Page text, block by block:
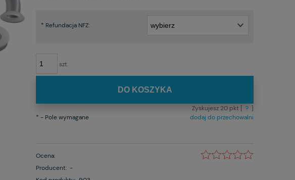
* Refundacja NFZ:
szt.
DO KOSZYKA
Zyskujesz 20pkt [ ? ]
dodaj do przechowalni
* - Pole wymagane
Ocena:
Producent: -